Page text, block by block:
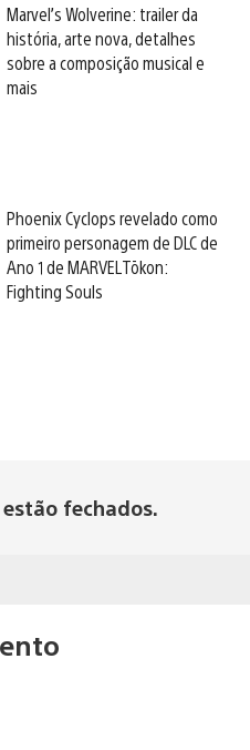
Marvel’s Wolverine: trailer da
história, arte nova, detalhes
sobre a composição musical e
mais
Phoenix Cyclops revelado como
primeiro personagem de DLC de
Ano 1 de MARVEL Tōkon:
Fighting Souls
fechados.